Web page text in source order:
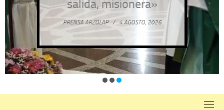
salida, misionera»
PRENSA ARZOLAP / 4 AGOSTO, 2026